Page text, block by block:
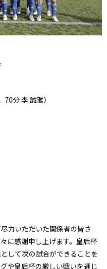
分 李 誠雅）
力いただいた関係者の皆さ
に感謝申し上げます。皇后杯
して次の試合ができることを
や皇后杯の厳しい戦いを通じ